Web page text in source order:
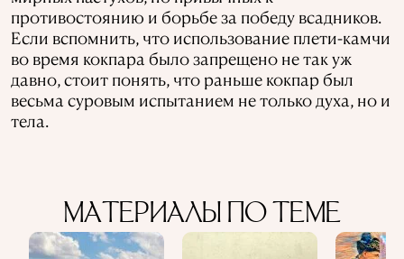
противостоянию и борьбе за победу всадников.
Если вспомнить, что использование плети-камчи
во время кокпара было запрещено не так уж
давно, стоит понять, что раньше кокпар был
весьма суровым испытанием не только духа, но и
тела.
МАТЕРИАЛЫ ПО ТЕМЕ